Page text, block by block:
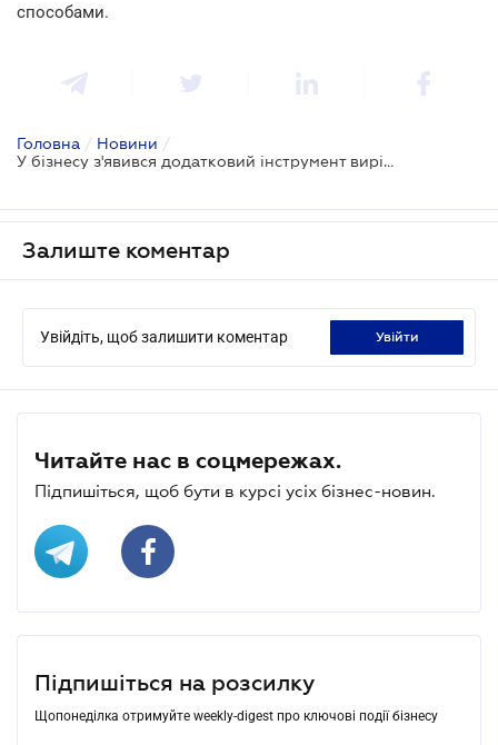
способами.
Головна / Новини /
У бізнесу з'явився додатковий інструмент вирішення спорів
Залиште коментар
Увійдіть, щоб залишити коментар увійти
Читайте нас в соцмережах.
Підпишіться, щоб бути в курсі усіх бізнес-новин.
Підпишіться на розсилку
Щопонеділка отримуйте weekly-digest про ключові події бізнесу